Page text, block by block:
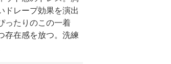
ドレープ効果を演出
ったりのこの一着
存在感を放つ。洗練